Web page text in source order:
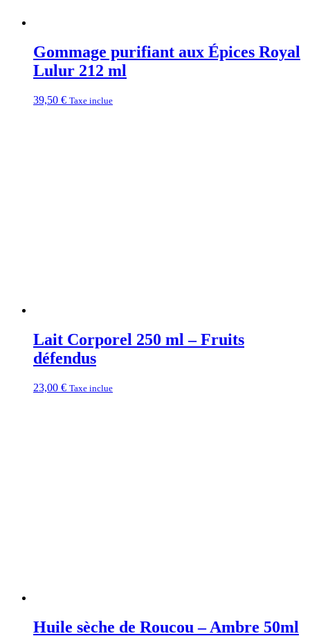
Gommage purifiant aux Épices Royal
Lulur 212 ml
39,50 € Taxe inclue
Lait Corporel 250 ml – Fruits
défendus
23,00 € Taxe inclue
Huile sèche de Roucou – Ambre 50ml